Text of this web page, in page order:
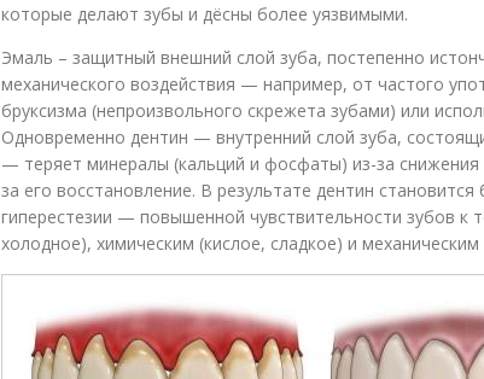
которые делают зубы и дёсны более уязвимыми.
Эмаль – защитный внешний слой зуба, постепенно
механического воздействия — например, от частого
бруксизма (непроизвольного скрежета зубами) или
Одновременно дентин — внутренний слой зуба,
— теряет минералы (кальций и фосфаты) из-за
за его восстановление. В результате дентин
гиперестезии — повышенной чувствительности зубов к
холодное), химическим (кислое, сладкое) и